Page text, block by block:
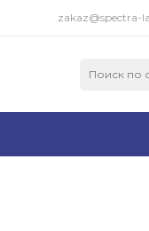
zakaz@spectra-